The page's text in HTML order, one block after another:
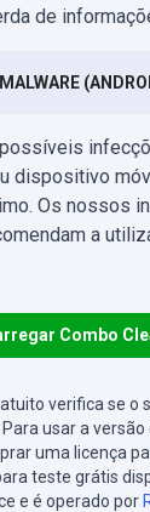
de
dispositivo
Os nossos
a
Combo
verifica se o
usar a
uma licença
teste grátis
e é operado por